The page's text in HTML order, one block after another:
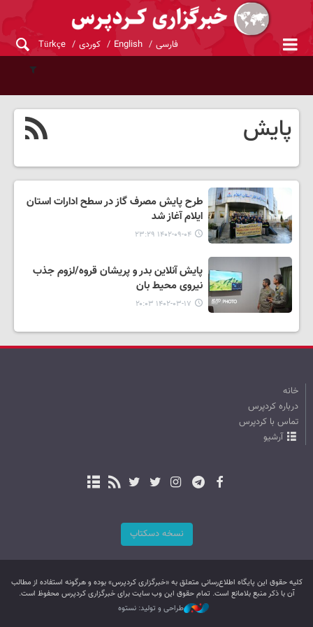
فارسی English کوردی Türkçe
پایش
طرح پایش مصرف گاز در سطح ادارات استان
ایلام آغاز شد
۱۴۰۲-۰۹-۰۴ ۲۳:۲۹
پایش آنلاین بدر و پریشان قروه/لزوم جذب
نیروی محیط بان
۱۴۰۲-۰۳-۱۷ ۲۰:۰۳
خانه
درباره کردپرس
تماس با کردپرس
آرشیو
نسخه دسکتاپ
کليه حقوق اين پایگاه اطلاع‌رسانی متعلق به «خبرگزاری کردپرس» بوده و هرگونه استفاده از مطالب
آن با ذکر منبع بلامانع است. تمام حقوق این وب سایت برای خبرگزاری کردپرس محفوظ است.
طراحی و تولید: نستوه